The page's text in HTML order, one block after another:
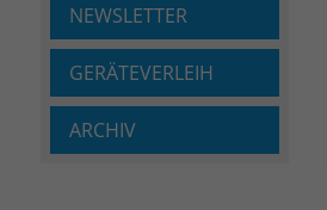
NEWSLETTER
GERÄTEVERLEIH
ARCHIV